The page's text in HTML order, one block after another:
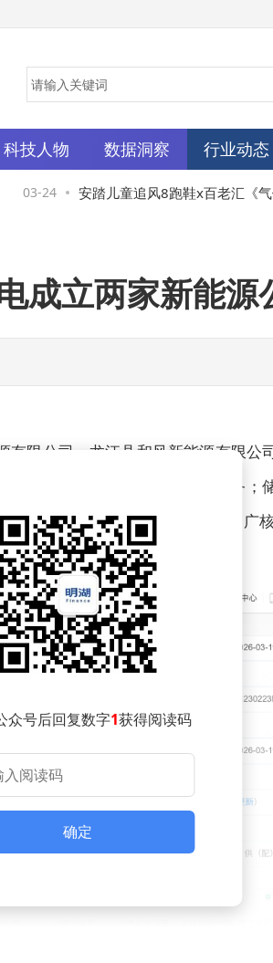
科技人物 数据洞察 行业动态
03-24 安踏儿童追风8跑鞋x百老汇《气体
成立两家新能源
有限公司、龙江县和风新能源有限公
技术服务；太阳能发电技术服务；
广核风电有限公司全资子公司中广
众号后回复数字1获得阅读码
确定